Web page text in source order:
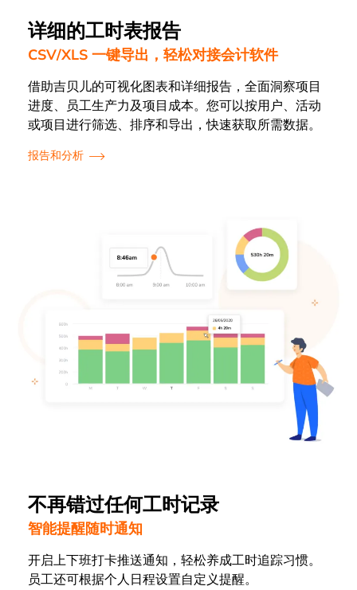
详细的工时表报告
CSV/XLS 一键导出，轻松对接会计软件
借助吉贝儿的可视化图表和详细报告，全面洞察项目
进度、员工生产力及项目成本。您可以按用户、活动
或项目进行筛选、排序和导出，快速获取所需数据。
报告和分析
不再错过任何工时记录
智能提醒随时通知
开启上下班打卡推送通知，轻松养成工时追踪习惯。
员工还可根据个人日程设置自定义提醒。